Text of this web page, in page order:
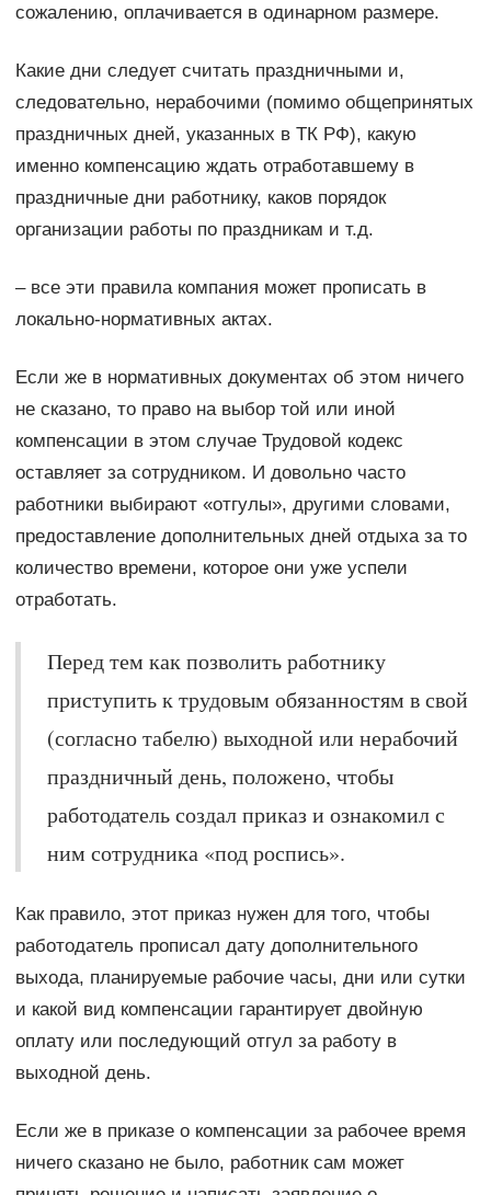
сожалению, оплачивается в одинарном размере.
Какие дни следует считать праздничными и,
следовательно, нерабочими (помимо общепринятых
праздничных дней, указанных в ТК РФ), какую
именно компенсацию ждать отработавшему в
праздничные дни работнику, каков порядок
организации работы по праздникам и т.д.
– все эти правила компания может прописать в
локально-нормативных актах.
Если же в нормативных документах об этом ничего
не сказано, то право на выбор той или иной
компенсации в этом случае Трудовой кодекс
оставляет за сотрудником. И довольно часто
работники выбирают «отгулы», другими словами,
предоставление дополнительных дней отдыха за то
количество времени, которое они уже успели
отработать.
Перед тем как позволить работнику
приступить к трудовым обязанностям в свой
(согласно табелю) выходной или нерабочий
праздничный день, положено, чтобы
работодатель создал приказ и ознакомил с
ним сотрудника «под роспись».
Как правило, этот приказ нужен для того, чтобы
работодатель прописал дату дополнительного
выхода, планируемые рабочие часы, дни или сутки
и какой вид компенсации гарантирует двойную
оплату или последующий отгул за работу в
выходной день.
Если же в приказе о компенсации за рабочее время
ничего сказано не было, работник сам может